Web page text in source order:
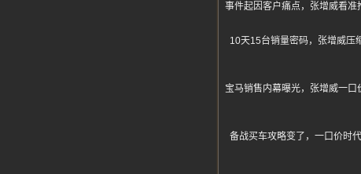
事件起因客户痛点，张增威看准
10天15台销量密码，张增威压
宝马销售内幕曝光，张增威一
备战买车攻略变了，一口价时